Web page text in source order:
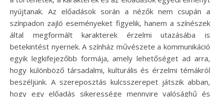
nyújtanak. Az előadások során a nézők nem csupán a
színpadon zajló eseményeket figyelik, hanem a színészek
által megformált karakterek érzelmi utazásába is
betekintést nyernek. A színház művészete a kommunikáció
egyik legkifejezőbb formája, amely lehetőséget ad arra,
hogy különböző társadalmi, kulturális és érzelmi témákról
beszéljünk. A szereposztás kulcsszerepet játszik abban,
hogy egy előadás sikeressége mennyire valósághű és